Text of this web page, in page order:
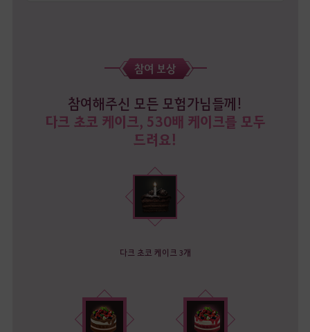
참여 보상
참여해주신 모든 모험가님들께!
다크 초코 케이크, 530배 케이크를 모두
드려요!
다크 초코 케이크 3개